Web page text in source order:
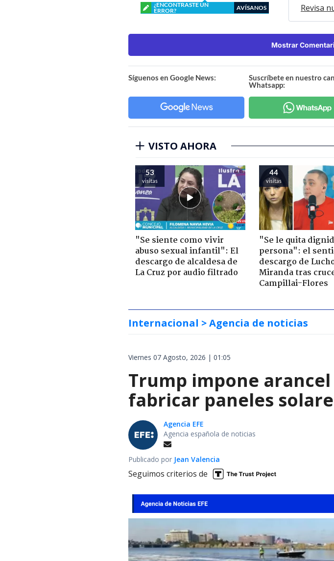
¿ENCONTRASTE UN
ERROR?
AVÍSANOS Revisa
Mostrar
Síguenos en Google News:
Suscríbete en nuestro
Whatsapp:
VISTO AHORA
53
visitas
"Se siente como vivir
abuso sexual infantil": El
descargo de alcaldesa de
La Cruz por audio filtrado
44
visitas
"Se le quita
persona": el
descargo de
Miranda tras
Campillai-Flores
Internacional > Agencia de noticias
Viernes 07 Agosto, 2026 | 01:05
Trump impone
fabricar paneles
Agencia EFE
Agencia española de noticias
Publicado por Jean Valencia
Seguimos criterios de